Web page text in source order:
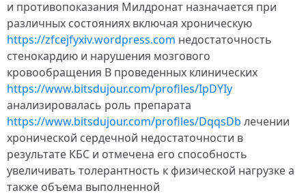
и противопоказания Милдронат назначается при
различных состояниях включая хроническую
https://zfcejfyxiv.wordpress.com недостаточность
стенокардию и нарушения мозгового
кровообращения В проведенных клинических
https://www.bitsdujour.com/profiles/IpDYIy
анализировалась роль препарата
https://www.bitsdujour.com/profiles/DqqsDb лечении
хронической сердечной недостаточности в
результате КБС и отмечена его способность
увеличивать толерантность к физической нагрузке а
также объема выполненной